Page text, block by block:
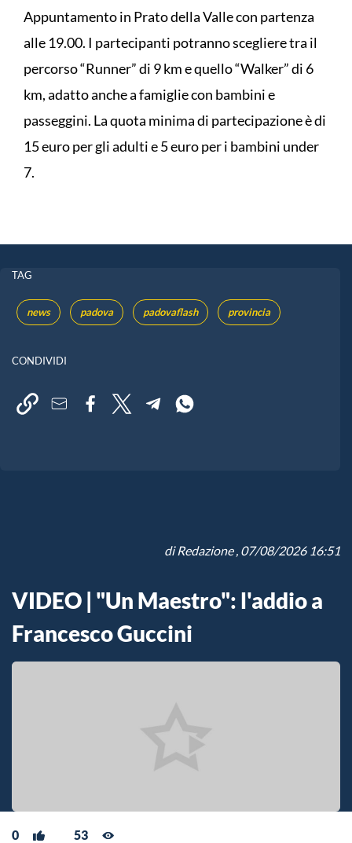
Appuntamento in Prato della Valle con partenza
alle 19.00. I partecipanti potranno scegliere tra il
percorso “Runner” di 9 km e quello “Walker” di 6
km, adatto anche a famiglie con bambini e
passeggini. La quota minima di partecipazione è di
15 euro per gli adulti e 5 euro per i bambini under
7.
TAG
news padova padovaflash provincia
CONDIVIDI
diRedazione, 07/08/2026 16:51
VIDEO | "Un Maestro": l'addio a
Francesco Guccini
0 53